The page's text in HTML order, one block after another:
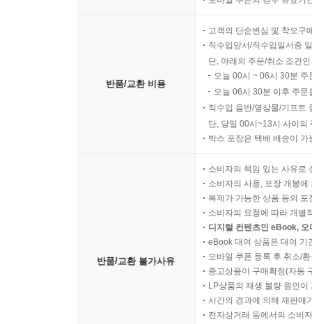
반품/교환 비용
고객의 단순변심 및 착오구
직수입양서/직수입일서중
단, 아래의 주문/취소 조건
오늘 00시 ~ 06시 30분
오늘 06시 30분 이후 주
직수입 음반/영상물/기프트
단, 당일 00시~13시 사이의
박스 포장은 택배 배송이
반품/교환 불가사유
소비자의 책임 있는 사유로
소비자의 사용, 포장 개봉
복제가 가능한 상품 등의
소비자의 요청에 따라 개별
디지털 컨텐츠인 eBook,
eBook 대여 상품은 대여 기
모바일 쿠폰 등록 후 취소/
중고상품이 구매확정(자동
LP상품의 재생 불량 원인
시간의 경과에 의해 재판매
전자상거래 등에서의 소비